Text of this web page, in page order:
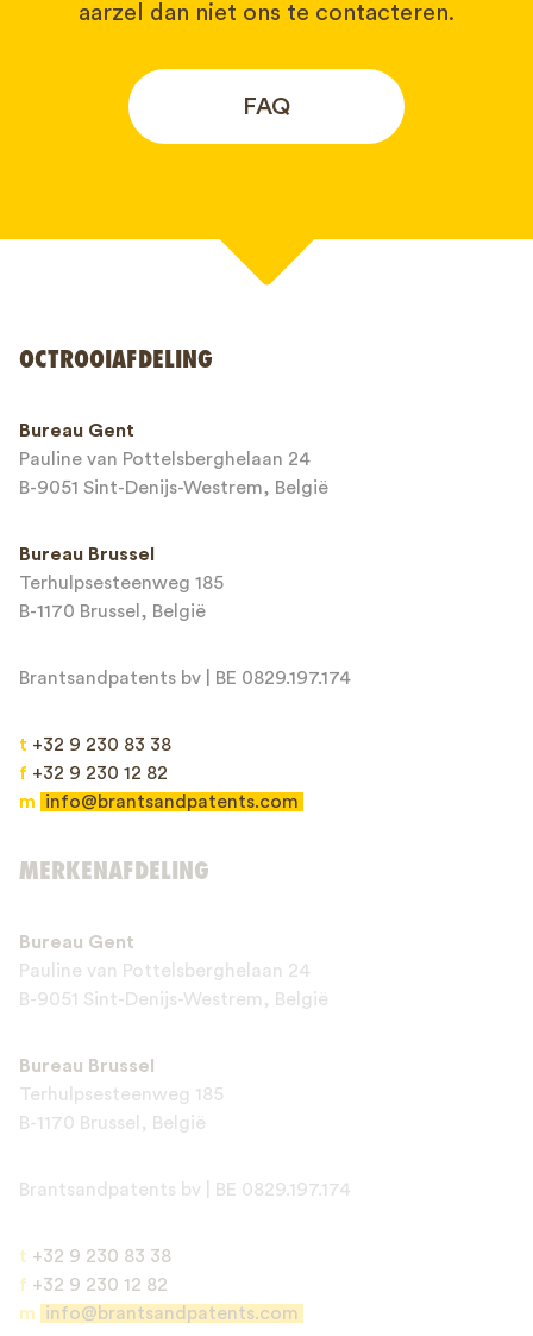
aarzel dan niet ons te contacteren.
FAQ
E-mailadres*
Bericht*
This site is protected by reCAPTCHA and the Google
OCTROOIAFDELING
Bureau Gent
Pauline van Pottelsberghelaan 24
B-9051 Sint-Denijs-Westrem, België
Bureau Brussel
Terhulpsesteenweg 185
B-1170 Brussel, België
Brantsandpatents bv | BE 0829.197.174
t +32 9 230 83 38
f +32 9 230 12 82
m
info@brantsandpatents.com
MERKENAFDELING
Bureau Gent
Pauline van Pottelsberghelaan 24
B-9051 Sint-Denijs-Westrem, België
Bureau Brussel
Terhulpsesteenweg 185
B-1170 Brussel, België
Brantsandpatents bv | BE 0829.197.174
t +32 9 230 83 38
f +32 9 230 12 82
m
info@brantsandpatents.com